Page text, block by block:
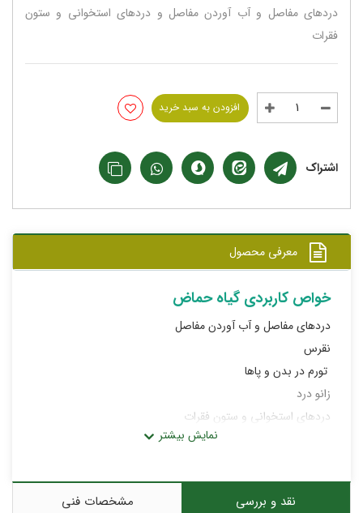
دردهای مفاصل و آب آوردن مفاصل و دردهای استخوانی و ستون
فقرات
افزودن به سبد خرید
اشتراک
معرفی محصول
خواص کاربردی گیاه حماض
دردهای مفاصل و آب آوردن مفاصل
نقرس
تورم در بدن و پاها
زانو درد
دردهای استخوانی و ستون فقرات
آرتروز مفاصل
نقد و بررسی
مشخصات فنی